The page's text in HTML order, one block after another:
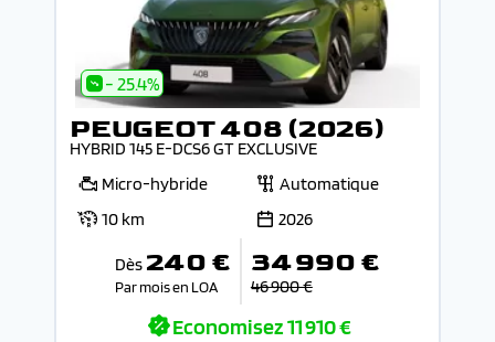
- 25.4%
PEUGEOT 408 (2026)
HYBRID 145 E-DCS6 GT EXCLUSIVE
Micro-hybride
Automatique
10 km
2026
Dès 240 €
Par mois en LOA
34 990 €
46 900 €
Economisez11 910 €